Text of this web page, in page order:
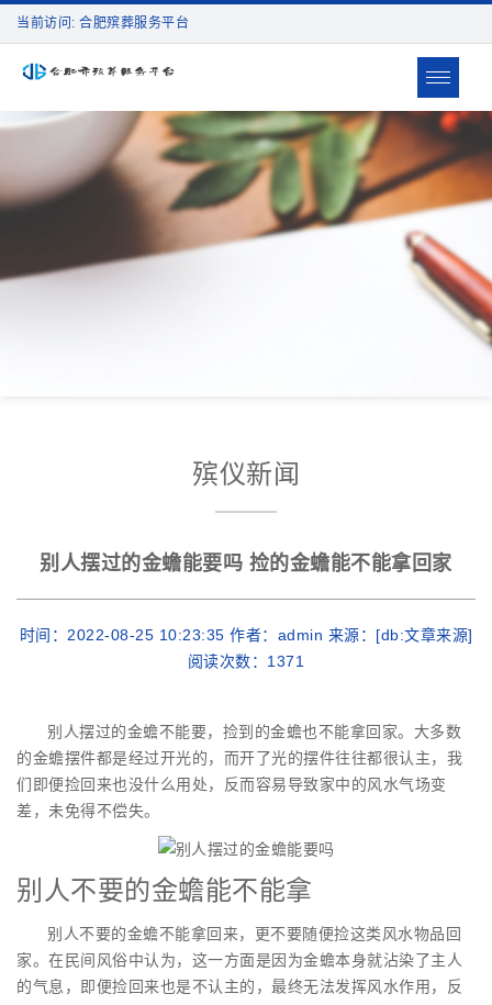
当前访问: 合肥殡葬服务平台
Toggle
殡仪新闻
别人摆过的金蟾能要吗 捡的金蟾能不能拿回家
时间：2022-08-25 10:23:35 作者：admin 来源：[db:文章来源]
阅读次数： 1371
别人摆过的金蟾不能要，捡到的金蟾也不能拿回家。大多数
的金蟾摆件都是经过开光的，而开了光的摆件往往都很认主，我
们即便捡回来也没什么用处，反而容易导致家中的风水气场变
差，未免得不偿失。
别人不要的金蟾能不能拿
别人不要的金蟾不能拿回来，更不要随便捡这类风水物品回
家。在民间风俗中认为，这一方面是因为金蟾本身就沾染了主人
的气息，即便捡回来也是不认主的，最终无法发挥风水作用，反